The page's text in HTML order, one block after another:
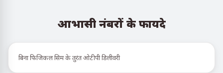
आभासी नंबरों के फायदे
बिना फिजिकल सिम के तुरंत ओटीपी डिलीवरी